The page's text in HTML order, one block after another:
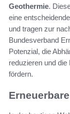
Geothermie.
eine
und tragen zur
Bundesverband
Potenzial, die
reduzieren und
fördern.